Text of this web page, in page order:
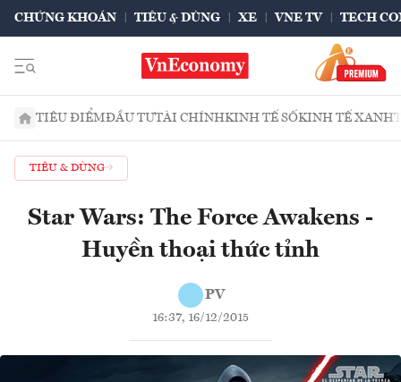
CHỨNG KHOÁN TIÊU & DÙNG XE VNE TV TECH
TIÊU ĐIỂMĐẦU TƯTÀI CHÍNHKINH TẾ SỐKINH TẾ XANH
TIÊU & DÙNG
Star Wars: The Force Awakens -
Huyền thoại thức tỉnh
PV
16:37, 16/12/2015